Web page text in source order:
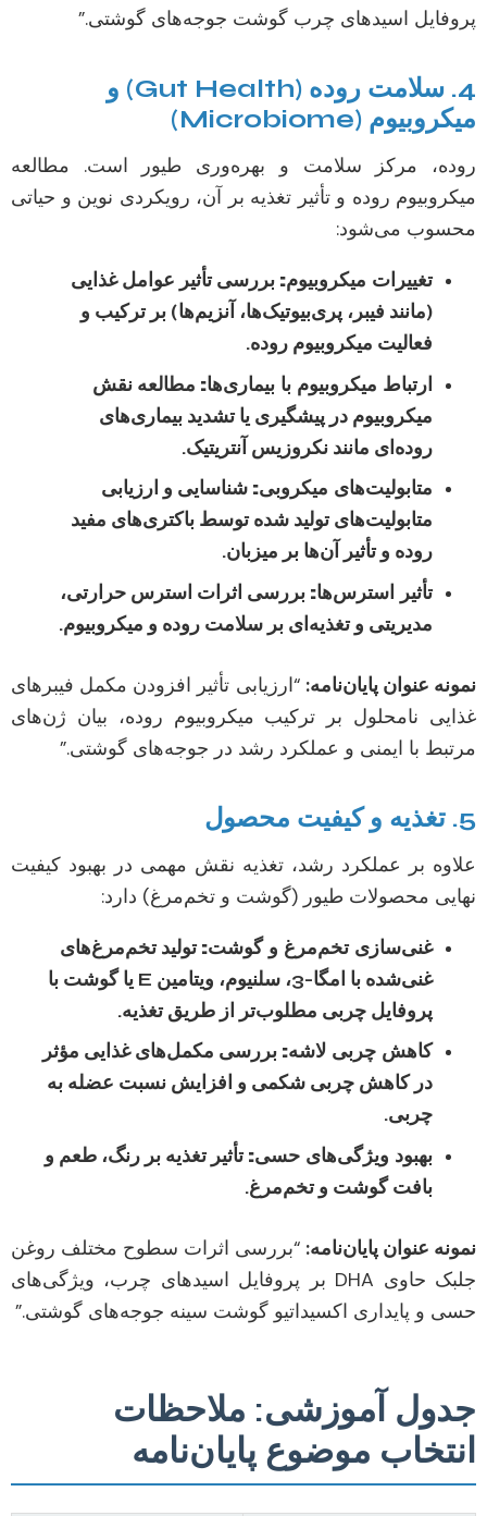
پروفایل اسیدهای چرب گوشت جوجه‌های گوشتی.”
4. سلامت روده (Gut Health) و
میکروبیوم (Microbiome)
روده، مرکز سلامت و بهره‌وری طیور است. مطالعه
میکروبیوم روده و تأثیر تغذیه بر آن، رویکردی نوین و حیاتی
محسوب می‌شود:
تغییرات میکروبیوم: بررسی تأثیر عوامل غذایی
(مانند فیبر، پری‌بیوتیک‌ها، آنزیم‌ها) بر ترکیب و
فعالیت میکروبیوم روده.
ارتباط میکروبیوم با بیماری‌ها: مطالعه نقش
میکروبیوم در پیشگیری یا تشدید بیماری‌های
روده‌ای مانند نکروزیس آنتریتیک.
متابولیت‌های میکروبی: شناسایی و ارزیابی
متابولیت‌های تولید شده توسط باکتری‌های مفید
روده و تأثیر آن‌ها بر میزبان.
تأثیر استرس‌ها: بررسی اثرات استرس حرارتی،
مدیریتی و تغذیه‌ای بر سلامت روده و میکروبیوم.
نمونه عنوان پایان‌نامه: “ارزیابی تأثیر افزودن مکمل فیبرهای
غذایی نامحلول بر ترکیب میکروبیوم روده، بیان ژن‌های
مرتبط با ایمنی و عملکرد رشد در جوجه‌های گوشتی.”
5. تغذیه و کیفیت محصول
علاوه بر عملکرد رشد، تغذیه نقش مهمی در بهبود کیفیت
نهایی محصولات طیور (گوشت و تخم‌مرغ) دارد:
غنی‌سازی تخم‌مرغ و گوشت: تولید تخم‌مرغ‌های
غنی‌شده با امگا-3، سلنیوم، ویتامین E یا گوشت با
پروفایل چربی مطلوب‌تر از طریق تغذیه.
کاهش چربی لاشه: بررسی مکمل‌های غذایی مؤثر
در کاهش چربی شکمی و افزایش نسبت عضله به
چربی.
بهبود ویژگی‌های حسی: تأثیر تغذیه بر رنگ، طعم و
بافت گوشت و تخم‌مرغ.
نمونه عنوان پایان‌نامه: “بررسی اثرات سطوح مختلف روغن
جلبک حاوی DHA بر پروفایل اسیدهای چرب، ویژگی‌های
حسی و پایداری اکسیداتیو گوشت سینه جوجه‌های گوشتی.”
جدول آموزشی: ملاحظات
انتخاب موضوع پایان‌نامه